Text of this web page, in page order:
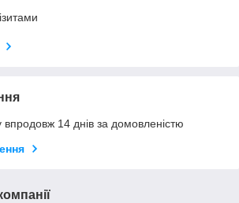
14 днів за домовленістю